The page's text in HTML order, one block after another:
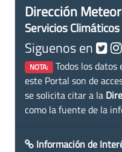
Dirección
Servicios Climáticos
Siguenos en
NOTA: Todos los datos
este Portal son de
se solicita citar a la
como la fuente de la
Información de